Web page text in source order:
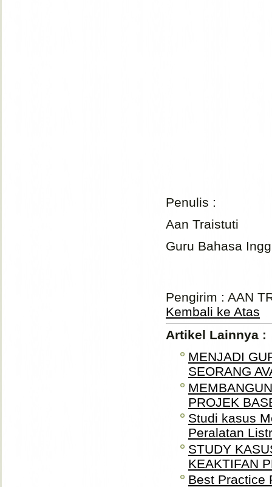
Penulis :
Aan Traistuti
Guru Bahasa
Pengirim : AAN
Kembali ke Atas
Artikel Lainnya :
MENJADI
SEORANG
PROJEK
Studi kasus
Peralatan
STUDY
KEAKTIFAN
Best Practice